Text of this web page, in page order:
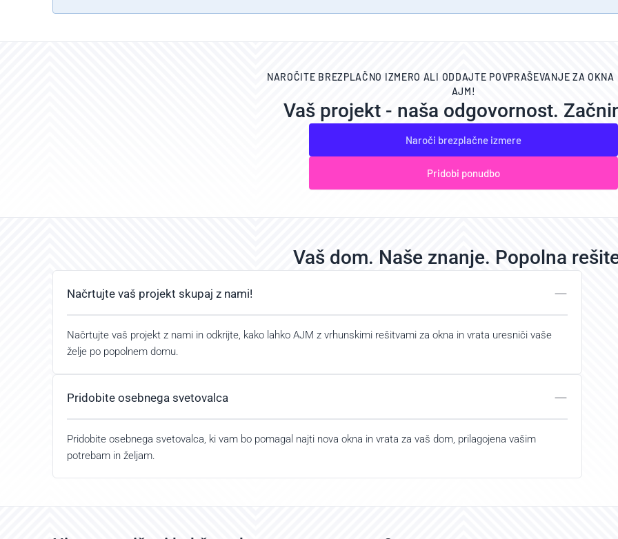
NAROČITE BREZPLAČNO IZMERO ALI ODDAJTE POVPRAŠEVANJE ZA OKNA
AJM!
Vaš projekt - naša odgovornost.
Naroči brezplačne izmere
Pridobi ponudbo
Vaš dom. Naše znanje. Popolna
Načrtujte vaš projekt skupaj z nami!
Načrtujte vaš projekt z nami in odkrijte, kako lahko AJM z vrhunskimi rešitvami za okna in vrata uresniči vaše
želje po popolnem domu.
Pridobite osebnega svetovalca
Pridobite osebnega svetovalca, ki vam bo pomagal najti nova okna in vrata za vaš dom, prilagojena vašim
potrebam in željam.